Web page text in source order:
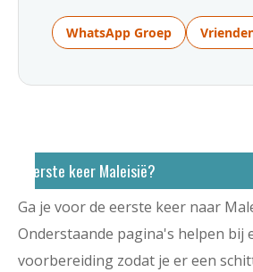
WhatsApp Groep
Eerste keer Maleisië?
Ga je voor de eerste keer naar
Onderstaande pagina's helpen bij
voorbereiding zodat je er een